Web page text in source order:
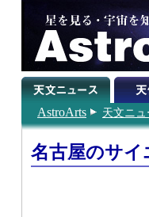
AstroArts 天文ニュ
名古屋のサイ